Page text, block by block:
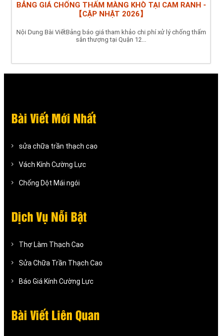
BẢNG GIÁ CHỐNG THẤM MÀNG KHÒ TẠI CAM RANH -
【CẬP NHẬT 2026】
Nội Dung Bài ViếtBảng báo giá tham khảo chi phí xử lý chống thấm
sân thượng tại Quận 12...
Bài Viết Mới Nhất
sửa chữa trần thạch cao
Vách Kính Cường Lực
Chống Dột Mái ngói
Dịch Vụ Nỗi Bật
Thợ Làm Thạch Cao
Sửa Chữa Trần Thạch Cao
Báo Giá Kính Cường Lực
Bài Viết Liên Quan